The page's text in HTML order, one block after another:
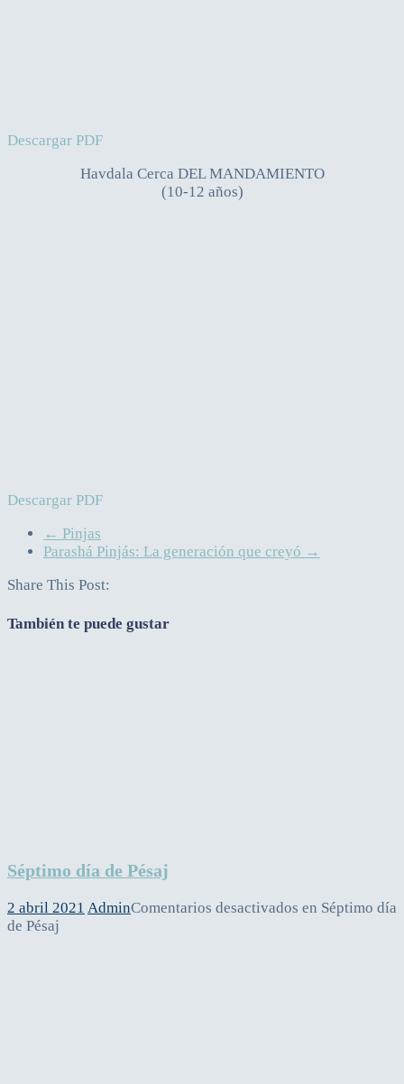
Descargar PDF
Havdala Cerca DEL MANDAMIENTO
(10-12 años)
Descargar PDF
← Pinjas
Parashá Pinjás: La generación que creyó →
Share This Post:
También te puede gustar
Séptimo día de Pésaj
2 abril 2021 AdminComentarios desactivados en Séptimo día
de Pésaj